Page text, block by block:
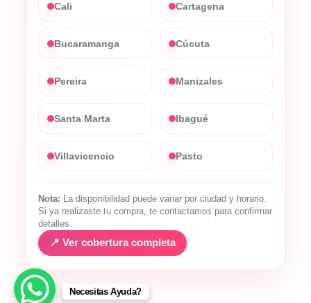
Cali Cartagena
Bucaramanga Cúcuta
Pereira Manizales
Santa Marta Ibagué
Villavicencio Pasto
Nota: La disponibilidad puede variar por ciudad y horario.
Si ya realizaste tu compra, te contactamos para confirmar
detalles.
📍 Ver cobertura completa
Necesitas Ayuda?